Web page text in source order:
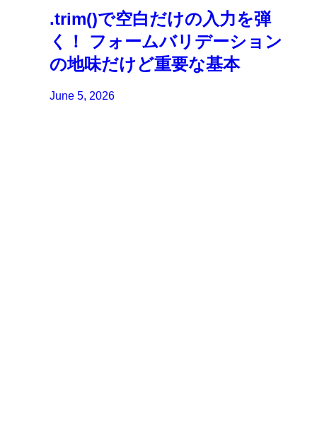
.trim()で空白だけの入力を弾
く！ フォームバリデーション
の地味だけど重要な基本
June 5, 2026